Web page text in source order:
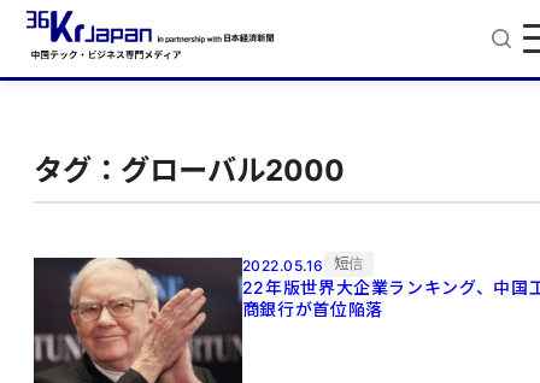
タグ：グローバル2000
2022.05.16 短信
22年版世界大企業ランキング、中国
商銀行が首位陥落